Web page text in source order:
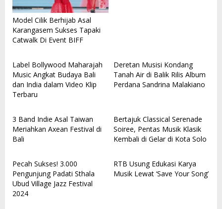
Model Cilik Berhijab Asal
Karangasem Sukses Tapaki
Catwalk Di Event BIFF
Label Bollywood Maharajah
Music Angkat Budaya Bali
dan India dalam Video Klip
Terbaru
Deretan Musisi Kondang
Tanah Air di Balik Rilis Album
Perdana Sandrina Malakiano
3 Band Indie Asal Taiwan
Meriahkan Axean Festival di
Bali
Bertajuk Classical Serenade
Soiree, Pentas Musik Klasik
Kembali di Gelar di Kota Solo
Pecah Sukses! 3.000
Pengunjung Padati Sthala
Ubud Village Jazz Festival
2024
RTB Usung Edukasi Karya
Musik Lewat ‘Save Your Song’